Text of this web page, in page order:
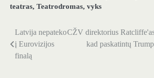
teatras, Teatrodromas, vyks
Navigacija
tarp
Latvija nepateko
į Eurovizijos
finalą
CŽV direktorius
kad paskatintų